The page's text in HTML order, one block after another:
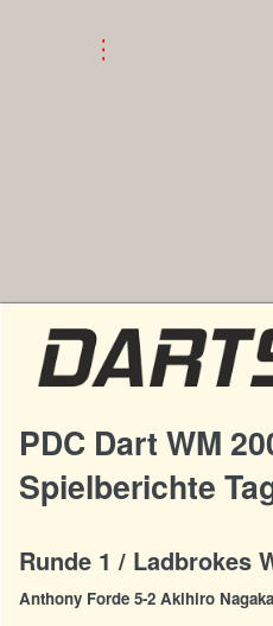
PDC Dart WM
Spielberichte
Runde 1 / Ladbrokes
Anthony Forde 5-2 Akihiro